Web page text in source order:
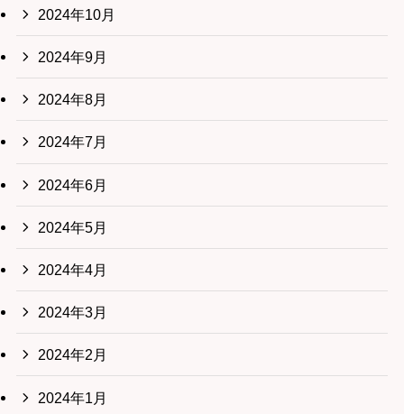
2024年10月
2024年9月
2024年8月
2024年7月
2024年6月
2024年5月
2024年4月
2024年3月
2024年2月
2024年1月